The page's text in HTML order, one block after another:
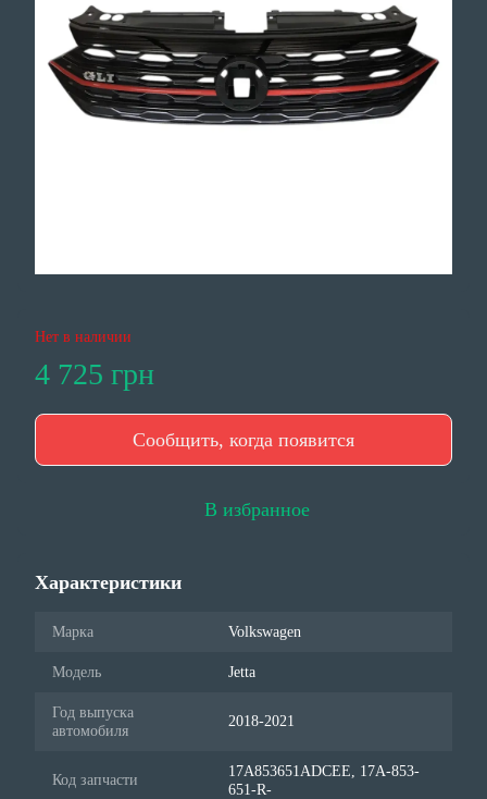
Нет в наличии
4 725 грн
Сообщить, когда появится
В избранное
Характеристики
Марка Volkswagen
Модель Jetta
Год выпуска
автомобиля
2018-2021
Код запчасти
17A853651ADCEE, 17A-853-
651-R-